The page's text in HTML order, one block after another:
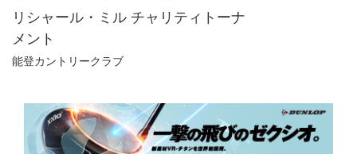
リシャール・ミル チャリティトーナ
メント
能登カントリークラブ